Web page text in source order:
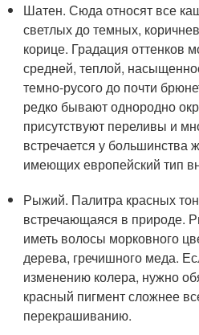
Шатен. Сюда относят все
светлых до темных,
корице. Градация оттенков
средней, теплой,
темно-русого до почти
редко бывают однородно
присутствуют переливы и
встречается у
имеющих европейский тип
Рыжий. Палитра красных
встречающаяся в природе.
иметь волосы морковного
дерева, гречишного меда.
изменению колера, нужно
красный пигмент сложнее
перекрашиванию.